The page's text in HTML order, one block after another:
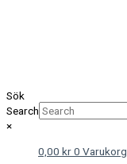
Sök
Search
×
0,00 kr0 Varukorg